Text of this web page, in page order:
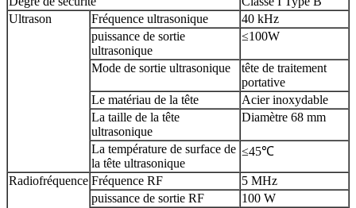
Ultrason
Fréquence ultrasonique
40 kHz
puissance de sortie
ultrasonique
≤100W
Mode de sortie ultrasonique
tête de traitement
portative
Le matériau de la tête
Acier inoxydable
La taille de la tête
ultrasonique
Diamètre 68 mm
La température de surface de
la tête ultrasonique
≤45℃
Radiofréquence Fréquence RF
5 MHz
puissance de sortie RF
100 W